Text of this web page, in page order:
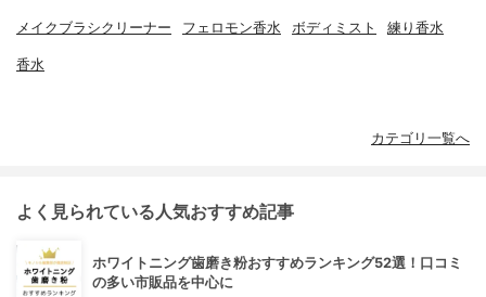
メイクブラシクリーナー フェロモン香水 ボディミスト 練り香水
香水
カテゴリ一覧へ
よく見られている人気おすすめ記事
ホワイトニング歯磨き粉おすすめランキング52選！口コミ
の多い市販品を中心に